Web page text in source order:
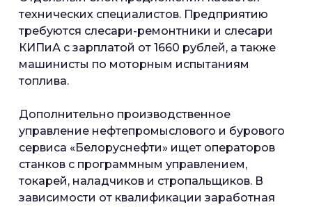
технических специалистов. Предприятию
требуются слесари-ремонтники и слесари
КИПиА с зарплатой от 1660 рублей, а также
машинисты по моторным испытаниям
топлива.
Дополнительно производственное
управление нефтепромыслового и бурового
сервиса «Белоруснефти» ищет операторов
станков с программным управлением,
токарей, наладчиков и стропальщиков. В
зависимости от квалификации заработная